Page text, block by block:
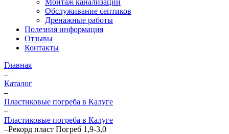
Монтаж канализации
Обслуживание септиков
Дренажные работы
Полезная информация
Отзывы
Контакты
Главная
–
Каталог
–
Пластиковые погреба в Калуге
–
Пластиковые погреба в Калуге
–Рекорд пласт Погреб 1,9-3,0